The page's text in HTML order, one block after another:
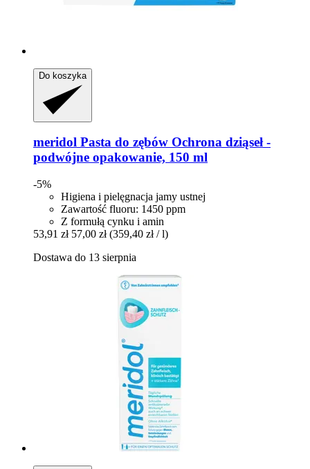
Do koszyka
meridol Pasta do zębów Ochrona dziąseł -​
podwójne opakowanie, 150 ml
-5%
Higiena i pielęgnacja jamy ustnej
Zawartość fluoru: 1450 ppm
Z formułą cynku i amin
53,91 zł 57,00 zł (359,40 zł / l)
Dostawa do 13 sierpnia